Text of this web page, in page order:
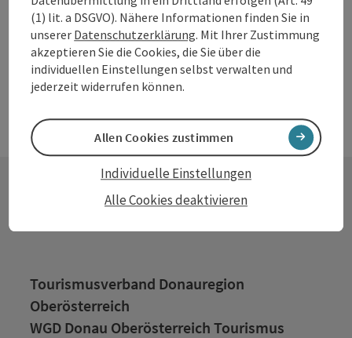
Tourismusverband Donauregion
Oberösterreich
WGD Donau Oberösterreich Tourismus
(1) lit. a DSGVO). Nähere Informationen finden Sie in
unserer Datenschutzerklärung. Mit Ihrer Zustimmung
akzeptieren Sie die Cookies, die Sie über die
individuellen Einstellungen selbst verwalten und
jederzeit widerrufen können.
Alle Cookies deaktivieren
Individuelle Einstellungen
Allen Cookies zustimmen